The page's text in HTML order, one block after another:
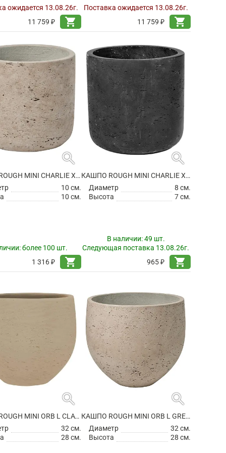
ожидается 13.08.26г.
11 759 ₽
shopping_cart
Поставка ожидается 13.08.26г.
11 759 ₽
shopping_cart
search
КАШПО ROUGH MINI CHARLIE XXS GREY WASHED
10 см.
10 см.
более 100 шт.
1 316 ₽
shopping_cart
search
КАШПО ROUGH MINI CHARLIE XXXS BLACK WASHED
Диаметр
8 см.
Высота
7 см.
В наличии:49 шт.
Следующая поставка 13.08.26г.
965 ₽
shopping_cart
search
КАШПО ROUGH MINI ORB L CLAY WASHED
32 см.
28 см.
search
КАШПО ROUGH MINI ORB L GREY WASHED
Диаметр
32 см.
Высота
28 см.